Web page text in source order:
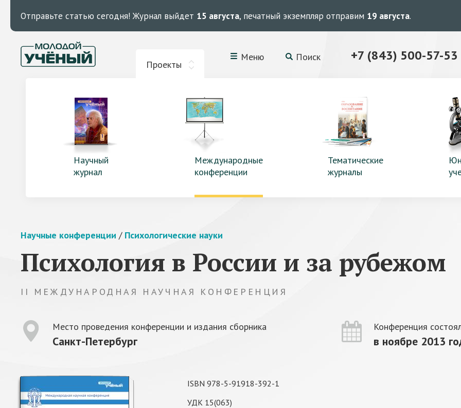
Отправьте статью сегодня! Журнал выйдет 15 августа, печатный экземпляр отправим 19 августа.
Проекты
Меню Поиск +7 (843) 500-57-53
Научный
журнал
Международные
конференции
Тематические
журналы
Научные конференции / Психологические науки
Психология в России и за рубежом
II МЕЖДУНАРОДНАЯ НАУЧНАЯ КОНФЕРЕНЦИЯ
Место проведения конференции и издания сборника
Санкт-Петербург
Конференция
в ноябре 2013
ISBN 978-5-91918-392-1
УДК 15(063)